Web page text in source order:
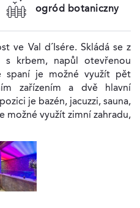
ogród botaniczny
ve Val d´Isére. Skládá se z
s krbem, napůl otevřenou
spaní je možné využít pět
zařízením a dvě hlavní
je bazén, jacuzzi, sauna,
možné využít zimní zahradu,